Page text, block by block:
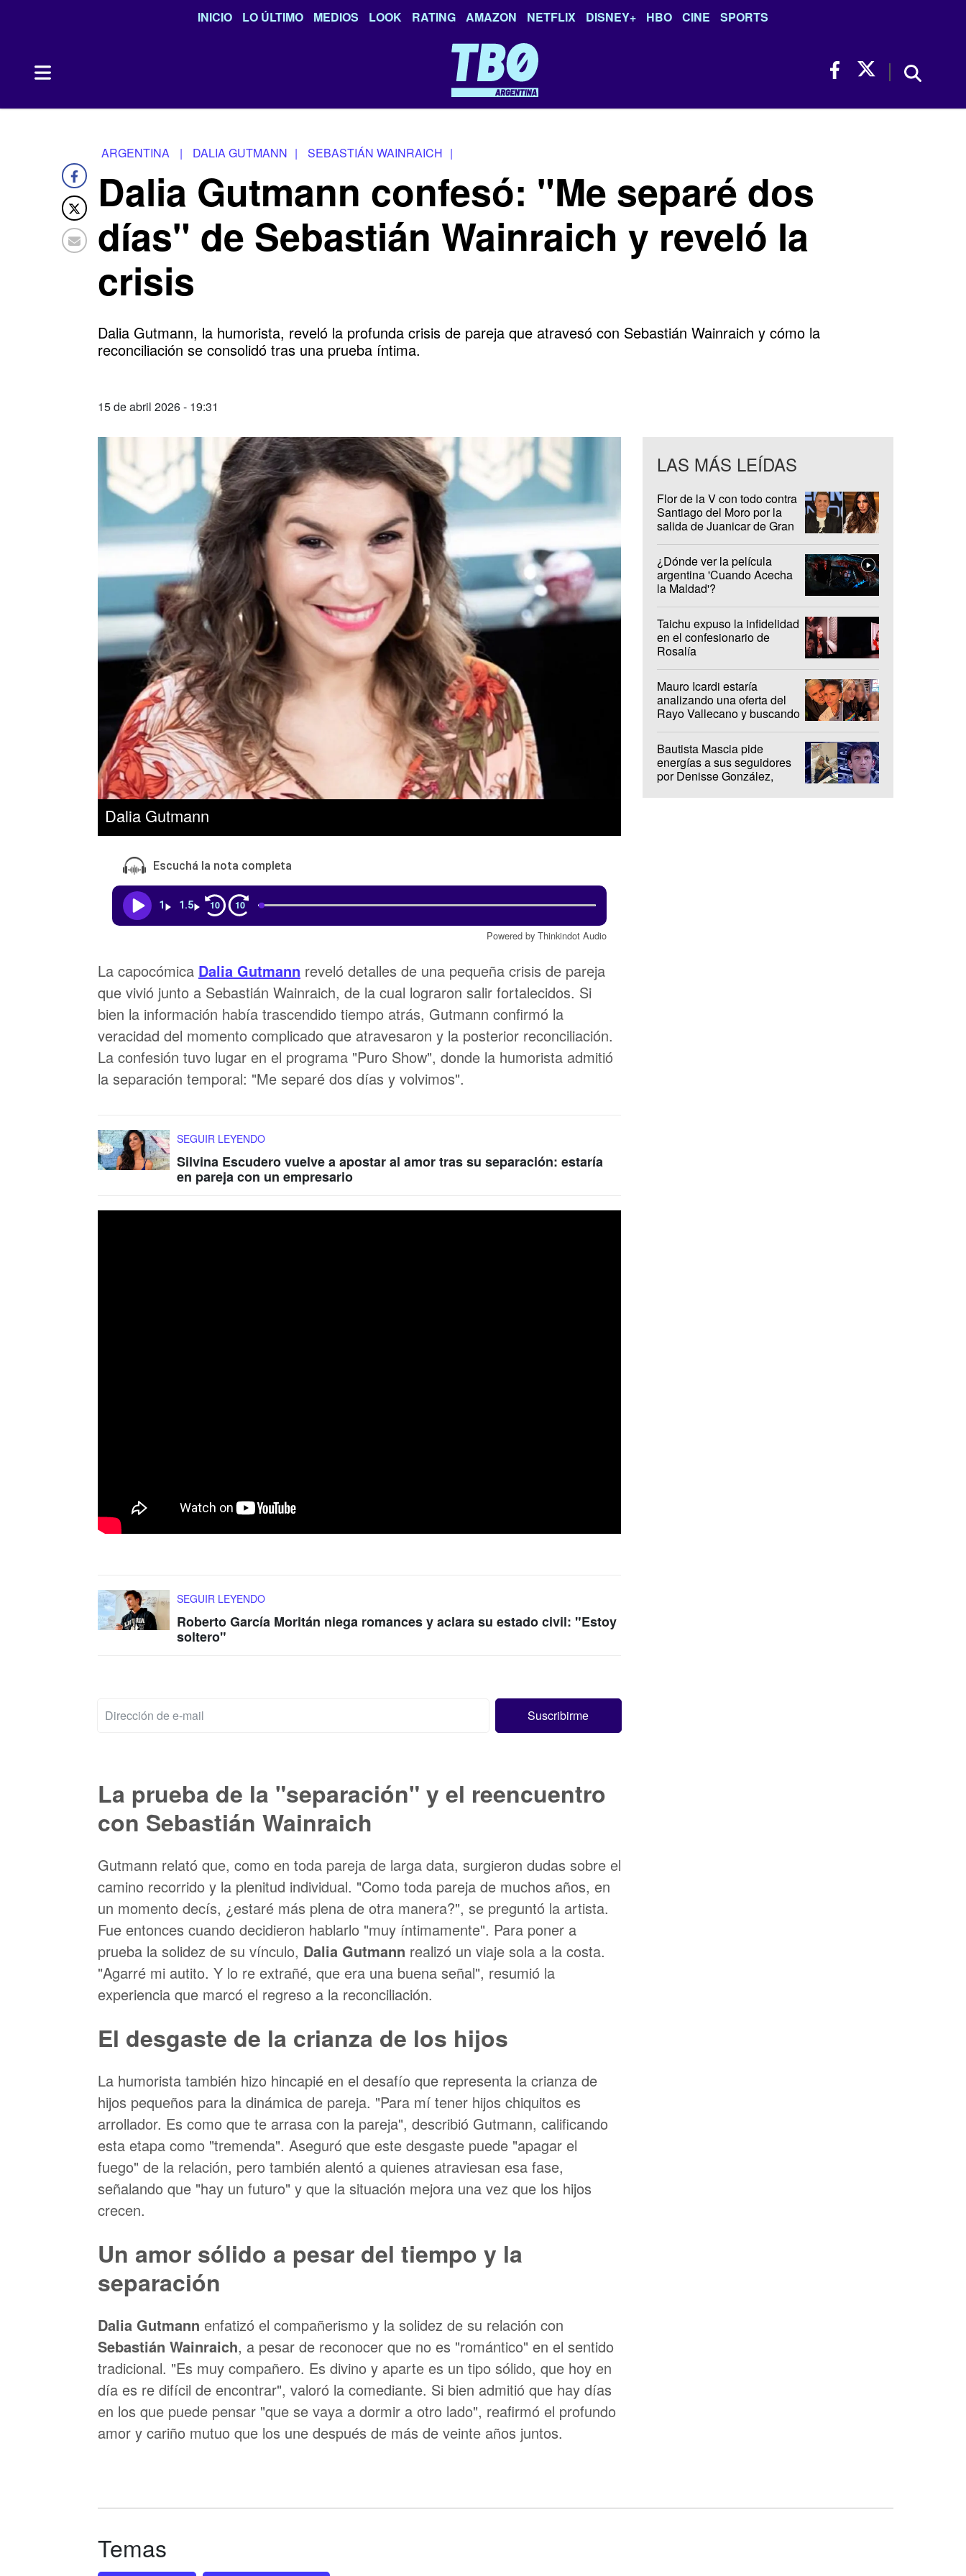
INICIO LO ÚLTIMO MEDIOS LOOK RATING AMAZON NETFLIX DISNEY+ HBO CINE SPORTS
ARGENTINA | DALIA GUTMANN | SEBASTIÁN WAINRAICH |
Dalia Gutmann confesó: "Me separé dos
días" de Sebastián Wainraich y reveló la
crisis
Dalia Gutmann, la humorista, reveló la profunda crisis de pareja que atravesó con Sebastián Wainraich y cómo la
reconciliación se consolidó tras una prueba íntima.
15 de abril 2026 - 19:31
Dalia Gutmann
Escuchá la nota completa
1 1.5 10 10
Powered by Thinkindot Audio
La capocómica Dalia Gutmann reveló detalles de una pequeña crisis de pareja
que vivió junto a Sebastián Wainraich, de la cual lograron salir fortalecidos. Si
bien la información había trascendido tiempo atrás, Gutmann confirmó la
veracidad del momento complicado que atravesaron y la posterior reconciliación.
La confesión tuvo lugar en el programa "Puro Show", donde la humorista admitió
la separación temporal: "Me separé dos días y volvimos".
SEGUIR LEYENDO
Silvina Escudero vuelve a apostar al amor tras su separación: estaría
en pareja con un empresario
SEGUIR LEYENDO
Roberto García Moritán niega romances y aclara su estado civil: "Estoy
soltero"
La prueba de la "separación" y el reencuentro
con Sebastián Wainraich
Gutmann relató que, como en toda pareja de larga data, surgieron dudas sobre el
camino recorrido y la plenitud individual. "Como toda pareja de muchos años, en
un momento decís, ¿estaré más plena de otra manera?", se preguntó la artista.
Fue entonces cuando decidieron hablarlo "muy íntimamente". Para poner a
prueba la solidez de su vínculo, Dalia Gutmann realizó un viaje sola a la costa.
"Agarré mi autito. Y lo re extrañé, que era una buena señal", resumió la
experiencia que marcó el regreso a la reconciliación.
El desgaste de la crianza de los hijos
La humorista también hizo hincapié en el desafío que representa la crianza de
hijos pequeños para la dinámica de pareja. "Para mí tener hijos chiquitos es
arrollador. Es como que te arrasa con la pareja", describió Gutmann, calificando
esta etapa como "tremenda". Aseguró que este desgaste puede "apagar el
fuego" de la relación, pero también alentó a quienes atraviesan esa fase,
señalando que "hay un futuro" y que la situación mejora una vez que los hijos
crecen.
Un amor sólido a pesar del tiempo y la
separación
Dalia Gutmann enfatizó el compañerismo y la solidez de su relación con
Sebastián Wainraich, a pesar de reconocer que no es "romántico" en el sentido
tradicional. "Es muy compañero. Es divino y aparte es un tipo sólido, que hoy en
día es re difícil de encontrar", valoró la comediante. Si bien admitió que hay días
en los que puede pensar "que se vaya a dormir a otro lado", reafirmó el profundo
amor y cariño mutuo que los une después de más de veinte años juntos.
LAS MÁS LEÍDAS
Flor de la V con todo contra
Santiago del Moro por la
salida de Juanicar de Gran
¿Dónde ver la película
argentina 'Cuando Acecha
la Maldad'?
Taichu expuso la infidelidad
en el confesionario de
Rosalía
Mauro Icardi estaría
analizando una oferta del
Rayo Vallecano y buscando
Bautista Mascia pide
energías a sus seguidores
por Denisse González,
Temas